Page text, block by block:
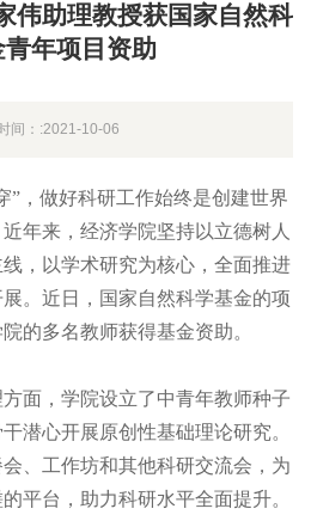
伟助理教授获国家自然科
年项目资助
间：:2021-10-06
做好科研工作始终是创建世界
年来，经济学院坚持以立德树人
，以学术研究为核心，全面推进
。近日，国家自然科学基金的项
的多名教师获得基金资助。
，学院设立了中青年教师种子
潜心开展原创性基础理论研究。
、工作坊和其他科研交流会，为
平台，助力科研水平全面提升。